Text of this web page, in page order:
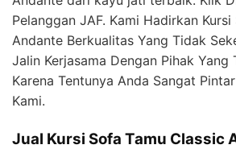
Pelanggan JAF. Kami Hadirkan
Andante Berkualitas Yang Tidak
Jalin Kerjasama Dengan Pihak Yang
Karena Tentunya Anda Sangat
Kami.
Jual Kursi Sofa Tamu Classic